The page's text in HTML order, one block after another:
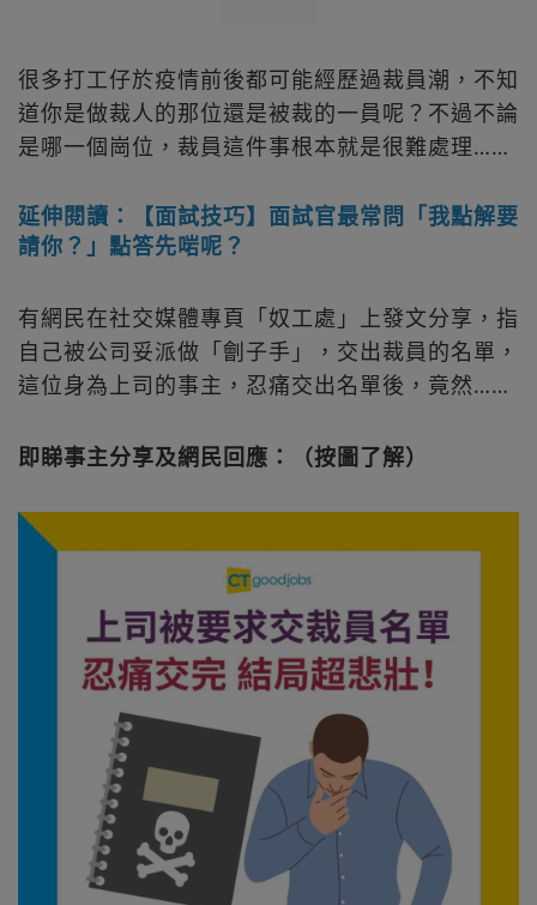
很多打工仔於疫情前後都可能經歷過裁員潮，不知
道你是做裁人的那位還是被裁的一員呢？不過不論
是哪一個崗位，裁員這件事根本就是很難處理……
延伸閱讀：【面試技巧】面試官最常問「我點解要
請你？」點答先啱呢？
有網民在社交媒體專頁「奴工處」上發文分享，指
自己被公司妥派做「劊子手」，交出裁員的名單，
這位身為上司的事主，忍痛交出名單後，竟然……
即睇事主分享及網民回應：（按圖了解）